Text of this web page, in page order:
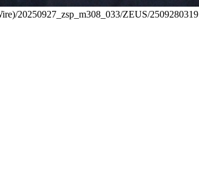
20250927_zsp_m308_033/ZEUS/2509280319